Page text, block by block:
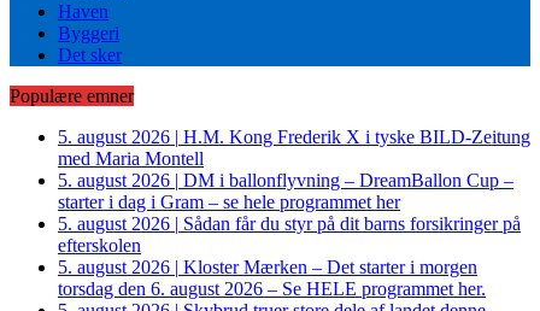
Haven
Byggeri
Det sker
Populære emner
5. august 2026 | H.M. Kong Frederik X i tyske BILD-Zeitung
med Maria Montell
5. august 2026 | DM i ballonflyvning – DreamBallon Cup –
starter i dag i Gram – se hele programmet her
5. august 2026 | Sådan får du styr på dit barns forsikringer på
efterskolen
5. august 2026 | Kloster Mærken – Det starter i morgen
torsdag den 6. august 2026 – Se HELE programmet her.